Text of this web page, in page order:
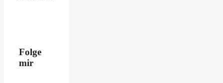
Folge
mir